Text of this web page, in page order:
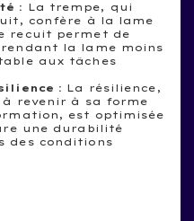
: La trempe, qui
confère à la lame
recuit permet de
la lame moins
aux tâches
: La résilience,
revenir à sa forme
est optimisée
une durabilité
des conditions